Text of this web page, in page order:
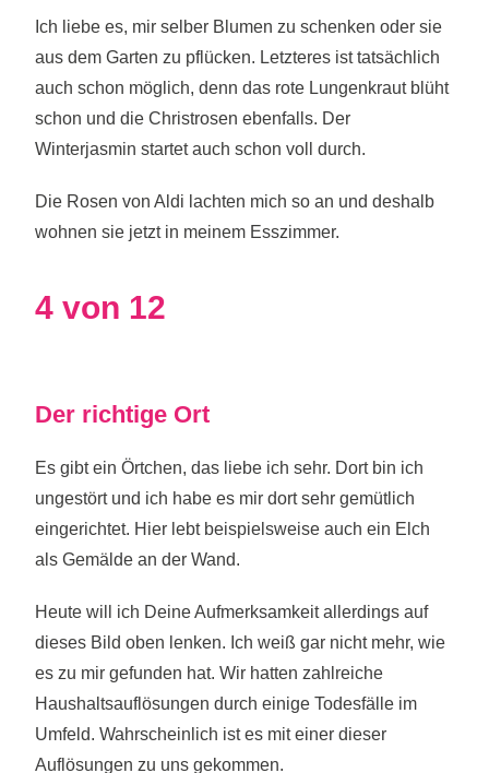
Ich liebe es, mir selber Blumen zu schenken oder sie
aus dem Garten zu pflücken. Letzteres ist tatsächlich
auch schon möglich, denn das rote Lungenkraut blüht
schon und die Christrosen ebenfalls. Der
Winterjasmin startet auch schon voll durch.
Die Rosen von Aldi lachten mich so an und deshalb
wohnen sie jetzt in meinem Esszimmer.
4 von 12
Der richtige Ort
Es gibt ein Örtchen, das liebe ich sehr. Dort bin ich
ungestört und ich habe es mir dort sehr gemütlich
eingerichtet. Hier lebt beispielsweise auch ein Elch
als Gemälde an der Wand.
Heute will ich Deine Aufmerksamkeit allerdings auf
dieses Bild oben lenken. Ich weiß gar nicht mehr, wie
es zu mir gefunden hat. Wir hatten zahlreiche
Haushaltsauflösungen durch einige Todesfälle im
Umfeld. Wahrscheinlich ist es mit einer dieser
Auflösungen zu uns gekommen.